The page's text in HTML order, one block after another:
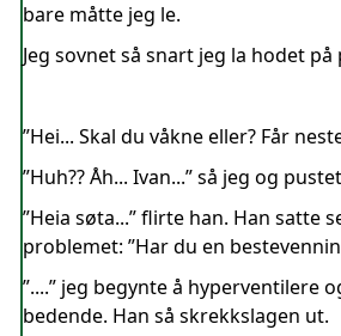
bare måtte jeg le.
Jeg sovnet så snart jeg la hodet
”Hei... Skal du våkne eller? Får
”Huh?? Åh... Ivan...” så jeg og
”Heia søta...” flirte han. Han satte
problemet: ”Har du en
”....” jeg begynte å hyperventilere
bedende. Han så skrekkslagen ut.